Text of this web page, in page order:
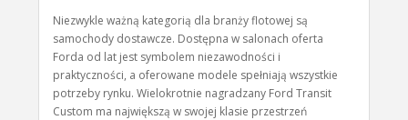
Niezwykle ważną kategorią dla branży flotowej są
samochody dostawcze. Dostępna w salonach oferta
Forda od lat jest symbolem niezawodności i
praktyczności, a oferowane modele spełniają wszystkie
potrzeby rynku. Wielokrotnie nagradzany Ford Transit
Custom ma największą w swojej klasie przestrzeń